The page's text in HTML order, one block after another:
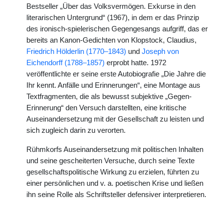
Bestseller „Über das Volksvermögen. Exkurse in den
literarischen Untergrund“ (1967), in dem er das Prinzip
des ironisch-spielerischen Gegengesangs aufgriff, das er
bereits an Kanon-Gedichten von Klopstock, Claudius,
Friedrich Hölderlin (1770–1843) und Joseph von
Eichendorff (1788–1857) erprobt hatte. 1972
veröffentlichte er seine erste Autobiografie „Die Jahre die
Ihr kennt. Anfälle und Erinnerungen“, eine Montage aus
Textfragmenten, die als bewusst subjektive „Gegen-
Erinnerung“ den Versuch darstellten, eine kritische
Auseinandersetzung mit der Gesellschaft zu leisten und
sich zugleich darin zu verorten.
Rühmkorfs Auseinandersetzung mit politischen Inhalten
und seine gescheiterten Versuche, durch seine Texte
gesellschaftspolitische Wirkung zu erzielen, führten zu
einer persönlichen und v. a. poetischen Krise und ließen
ihn seine Rolle als Schriftsteller defensiver interpretieren.